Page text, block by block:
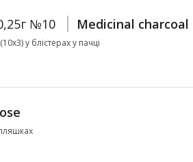
№10 Medicinal charcoal
у блістерах у пачці